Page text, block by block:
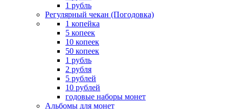
1 рубль
Регулярный чекан (Погодовка)
1 копейка
5 копеек
10 копеек
50 копеек
1 рубль
2 рубля
5 рублей
10 рублей
годовые наборы монет
Альбомы для монет